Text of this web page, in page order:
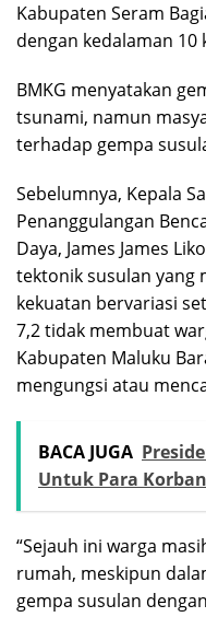
Kabupaten Seram
dengan kedalaman 10
BMKG menyatakan
tsunami, namun
terhadap gempa
Sebelumnya, Kepala
Penanggulangan
Daya, James James
tektonik susulan yang
kekuatan bervariasi
7,2 tidak membuat
Kabupaten Maluku
mengungsi atau
BACA JUGA
Untuk Para
“Sejauh ini warga
rumah, meskipun
gempa susulan